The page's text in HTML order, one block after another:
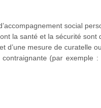
social
la santé et la sécurité sont
d’une mesure de curatelle
(par exemple